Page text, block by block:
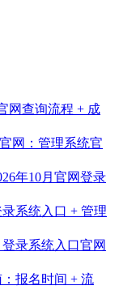
网查询流程 + 成
网：管理系统官
年10月官网登录
系统入口 + 管理
录系统入口官网
报名时间 + 流